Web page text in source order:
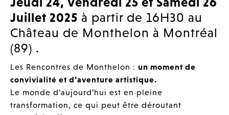
Juillet 2025 à partir de 16H30 au
Château de Monthelon à Montréal
(89) .
Les Rencontres de Monthelon : un moment de
convivialité et d’aventure artistique.
Le monde d’aujourd’hui est en pleine
transformation, ce qui peut être déroutant